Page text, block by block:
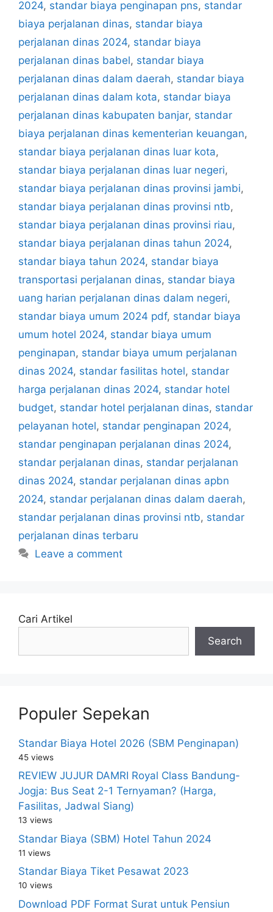
2024, standar biaya penginapan pns, standar
biaya perjalanan dinas, standar biaya
perjalanan dinas 2024, standar biaya
perjalanan dinas babel, standar biaya
perjalanan dinas dalam daerah, standar biaya
perjalanan dinas dalam kota, standar biaya
perjalanan dinas kabupaten banjar, standar
biaya perjalanan dinas kementerian keuangan,
standar biaya perjalanan dinas luar kota,
standar biaya perjalanan dinas luar negeri,
standar biaya perjalanan dinas provinsi jambi,
standar biaya perjalanan dinas provinsi ntb,
standar biaya perjalanan dinas provinsi riau,
standar biaya perjalanan dinas tahun 2024,
standar biaya tahun 2024, standar biaya
transportasi perjalanan dinas, standar biaya
uang harian perjalanan dinas dalam negeri,
standar biaya umum 2024 pdf, standar biaya
umum hotel 2024, standar biaya umum
penginapan, standar biaya umum perjalanan
dinas 2024, standar fasilitas hotel, standar
harga perjalanan dinas 2024, standar hotel
budget, standar hotel perjalanan dinas, standar
pelayanan hotel, standar penginapan 2024,
standar penginapan perjalanan dinas 2024,
standar perjalanan dinas, standar perjalanan
dinas 2024, standar perjalanan dinas apbn
2024, standar perjalanan dinas dalam daerah,
standar perjalanan dinas provinsi ntb, standar
perjalanan dinas terbaru
Leave a comment
Cari Artikel
Search
Populer Sepekan
Standar Biaya Hotel 2026 (SBM Penginapan)
45 views
REVIEW JUJUR DAMRI Royal Class Bandung-
Jogja: Bus Seat 2-1 Ternyaman? (Harga,
Fasilitas, Jadwal Siang)
13 views
Standar Biaya (SBM) Hotel Tahun 2024
11 views
Standar Biaya Tiket Pesawat 2023
10 views
Download PDF Format Surat untuk Pensiun